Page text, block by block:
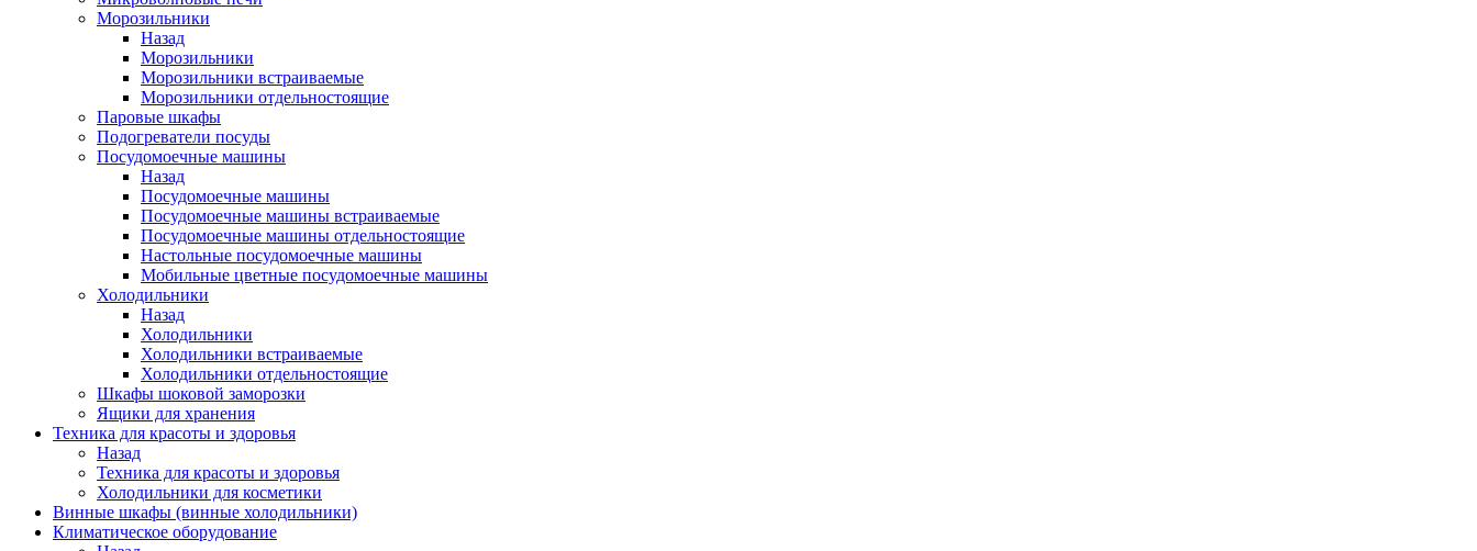
Морозильники
Назад
Морозильники
Морозильники встраиваемые
Морозильники отдельностоящие
Паровые шкафы
Подогреватели посуды
Посудомоечные машины
Назад
Посудомоечные машины
Посудомоечные машины встраиваемые
Посудомоечные машины отдельностоящие
Настольные посудомоечные машины
Мобильные цветные посудомоечные машины
Холодильники
Назад
Холодильники
Холодильники встраиваемые
Холодильники отдельностоящие
Шкафы шоковой заморозки
Ящики для хранения
Техника для красоты и здоровья
Назад
Техника для красоты и здоровья
Холодильники для косметики
Винные шкафы (винные холодильники)
Климатическое оборудование